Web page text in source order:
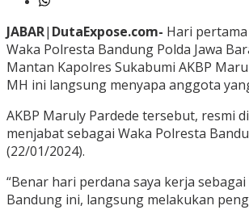
JABAR| DutaExpose.com- Hari
Waka Polresta Bandung Polda Jawa
Mantan Kapolres Sukabumi AKBP
MH ini langsung menyapa anggota
AKBP Maruly Pardede tersebut, resmi
menjabat sebagai Waka Polresta
(22/01/2024).
“Benar hari perdana saya kerja
Bandung ini, langsung melakukan